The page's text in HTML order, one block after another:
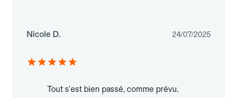
Nicole D. 24/07/2025
Tout s'est bien passé, comme prévu.